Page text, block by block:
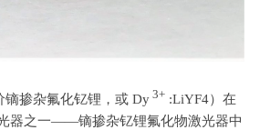
镝掺杂氟化钇锂，或 Dy 3+ :LiYF4）在
器之一——镝掺杂钇锂氟化物激光器中